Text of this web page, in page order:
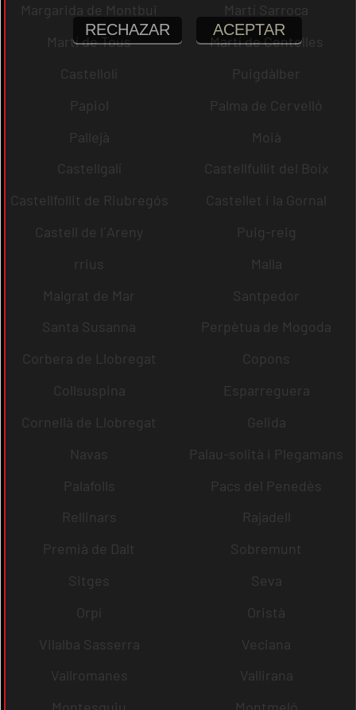
Margarida de Montbui
Martí Sarroca
Martí de Tous
Martí de Centelles
Castellolí
Puigdàlber
Papiol
Palma de Cervelló
Pallejà
Moià
Castellgalí
Castellfullit del Boix
Castellfollit de Riubregós
Castellet i la Gornal
Castell de l´Areny
Puig-reig
rrius
Malla
Malgrat de Mar
Santpedor
Santa Susanna
Perpètua de Mogoda
Corbera de Llobregat
Copons
Collsuspina
Esparreguera
Cornellà de Llobregat
Gelida
Navas
Palau-solità i Plegamans
Palafolls
Pacs del Penedès
Rellinars
Rajadell
Premià de Dalt
Sobremunt
Sitges
Seva
Orpí
Oristà
Vilalba Sasserra
Veciana
Vallromanes
Vallirana
RECHAZAR ACEPTAR